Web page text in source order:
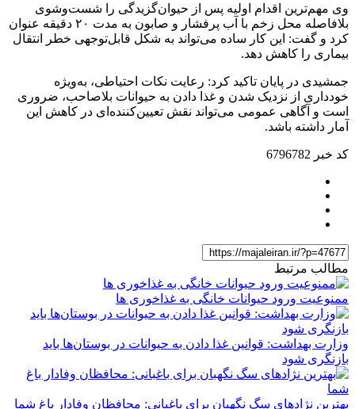
وی مهم‌ترین اقدام اولیه پس از حیوان‌گزیدگی را شست‌وشوی
بلافاصله محل زخم با آب پرفشار و صابون به مدت ۲۰ دقیقه عنوان
کرد و گفت: این کار ساده می‌تواند به شکل قابل‌توجهی خطر انتقال
بیماری را کاهش دهد.
جمشیدی در پایان تاکید کرد: رعایت نکات احتیاطی، به‌ویژه
خودداری از نزدیک شدن و غذا دادن به حیوانات بلاصاحب، ضروری
است و آگاهی عمومی می‌تواند نقش تعیین‌کننده‌ای در کاهش این
آمار داشته باشد.
کد خبر 6796782
مطالب مرتبط
ممنوعیت ورود حیوانات خانگی به غذاخوری ها
وزارت بهداشت: قوانین غذا دادن به حیوانات در بوستان‌ها باید
بازنگری شود
بهترین نژادهای سگ نگهبان برای باغبانی: محافظان وفادار باغ شما